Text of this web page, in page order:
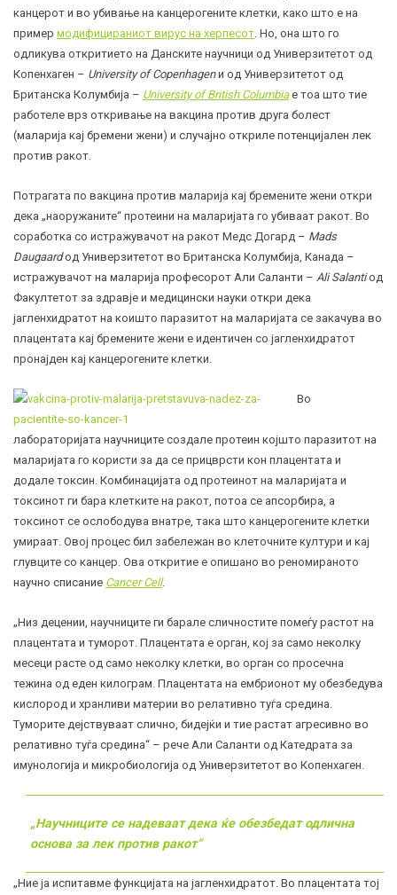
канцерот и во убивање на канцерогените клетки, како што е на
пример модифицираниот вирус на херпесот . Но, она што го
одликува откритието на Данските научници од Универзитетот од
Копенхаген – University of Copenhagenи од Универзитетот од
Британска Колумбија – University of British Columbiaе тоа што тие
работеле врз откривање на вакцина против друга болест
(маларија кај бремени жени) и случајно откриле потенцијален лек
против ракот.
Потрагата по вакцина против маларија кај бремените жени откри
дека „наоружаните“ протеини на маларијата го убиваат ракот. Во
соработка со истражувачот на ракот Медс Догард – Mads
Daugaardод Универзитетот во Британска Колумбија, Канада –
истражувачот на маларија професорот Али Саланти – Ali Salantiод
Факултетот за здравје и медицински науки откри дека
јагленхидратот на коишто паразитот на маларијата се закачува во
плацентата кај бремените жени е идентичен со јагленхидратот
пронајден кај канцерогените клетки.
Во
лабораторијата научниците создале протеин којшто паразитот на
маларијата го користи за да се прицврсти кон плацентата и
додале токсин. Комбинацијата од протеинот на маларијата и
токсинот ги бара клетките на ракот, потоа се апсорбира, а
токсинот се ослободува внатре, така што канцерогените клетки
умираат. Овој процес бил забележан во клеточните култури и кај
глувците со канцер. Ова откритие е опишано во реномираното
научно списание Cancer Cell.
„Низ децении, научниците ги барале сличностите помеѓу растот на
плацентата и туморот. Плацентата е орган, кој за само неколку
месеци расте од само неколку клетки, во орган со просечна
тежина од еден килограм. Плацентата на ембрионот му обезбедува
кислород и хранливи материи во релативно туѓа средина.
Туморите дејствуваат слично, бидејќи и тие растат агресивно во
релативно туѓа средина“ – рече Али Саланти од Катедрата за
имунологија и микробиологија од Универзитетот во Копенхаген.
„Научниците се надеваат дека ќе обезбедат одлична
основа за лек против ракот“
„Ние ја испитавме функцијата на јагленхидратот. Во плацентата тој